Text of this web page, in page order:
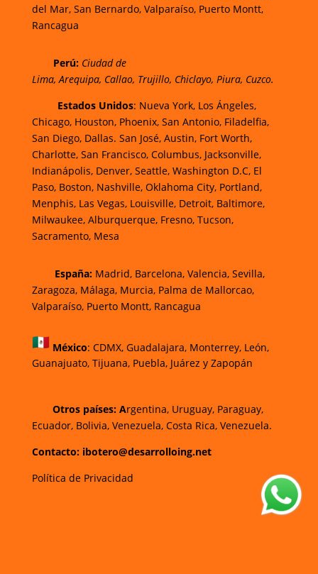
del Mar, San Bernardo, Valparaíso, Puerto Montt,
Rancagua
Perú: Ciudad de
Lima, Arequipa, Callao, Trujillo, Chiclayo, Piura, Cuzco.
Estados Unidos: Nueva York, Los Ángeles,
Chicago, Houston, Phoenix, San Antonio, Filadelfia,
San Diego, Dallas. San José, Austin, Fort Worth,
Charlotte, San Francisco, Columbus, Jacksonville,
Indianápolis, Denver, Seattle, Washington D.C, El
Paso, Boston, Nashville, Oklahoma City, Portland,
Menphis, Las Vegas, Louisville, Detroit, Baltimore,
Milwaukee, Alburquerque, Fresno, Tucson,
Sacramento, Mesa
España: Madrid, Barcelona, Valencia, Sevilla,
Zaragoza, Málaga, Murcia, Palma de Mallorcao,
Valparaíso, Puerto Montt, Rancagua
México: CDMX, Guadalajara, Monterrey, León,
Guanajuato, Tijuana, Puebla, Juárez y Zapopán
Otros países: Argentina, Uruguay, Paraguay,
Ecuador, Bolivia, Venezuela, Costa Rica, Venezuela.
Contacto: ibotero@desarrolloing.net
Política de Privacidad
w